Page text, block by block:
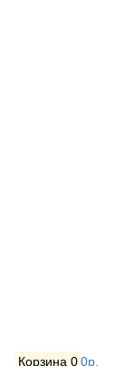
Корзина 00р.